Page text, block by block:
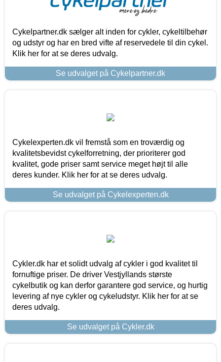
Cykelpartner.dk sælger alt inden for cykler, cykeltilbehør
og udstyr og har en bred vifte af reservedele til din cykel.
Klik her for at se deres udvalg.
Se udvalget på Cykelpartner.dk
Cykelexperten.dk vil fremstå som en troværdig og
kvalitetsbevidst cykelforretning, der prioriterer god
kvalitet, gode priser samt service meget højt til alle
deres kunder. Klik her for at se deres udvalg.
Se udvalget på Cykelexperten.dk
Cykler.dk har et solidt udvalg af cykler i god kvalitet til
fornuftige priser. De driver Vestjyllands største
cykelbutik og kan derfor garantere god service, og hurtig
levering af nye cykler og cykeludstyr. Klik her for at se
deres udvalg.
Se udvalget på Cykler.dk